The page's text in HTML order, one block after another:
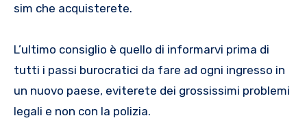
sim che acquisterete.
L’ultimo consiglio è quello di informarvi prima di
tutti i passi burocratici da fare ad ogni ingresso in
un nuovo paese, eviterete dei grossissimi problemi
legali e non con la polizia.